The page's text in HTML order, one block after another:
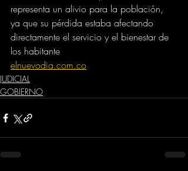
representa un alivio para la población,
ya que su pérdida estaba afectando
directamente el servicio y el bienestar de
los habitante
elnuevodia.com.co
JUDICIAL
GOBIERNO